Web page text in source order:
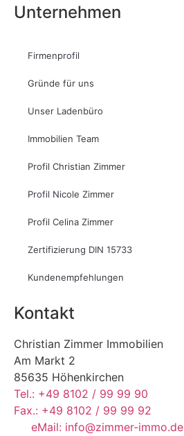
Unternehmen
Firmenprofil
Gründe für uns
Unser Ladenbüro
Immobilien Team
Profil Christian Zimmer
Profil Nicole Zimmer
Profil Celina Zimmer
Zertifizierung DIN 15733
Kundenempfehlungen
Kontakt
Christian Zimmer Immobilien
Am Markt 2
85635 Höhenkirchen
Tel.: +49 8102 / 99 99 90
Fax.: +49 8102 / 99 99 92
eMail: info@zimmer-immo.de